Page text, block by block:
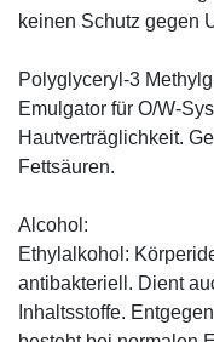
keinen Schutz gegen
Polyglyceryl-3
Emulgator für O/W-
Hautverträglichkeit.
Fettsäuren.
Alcohol:
Ethylalkohol:
antibakteriell. Dient
Inhaltsstoffe.